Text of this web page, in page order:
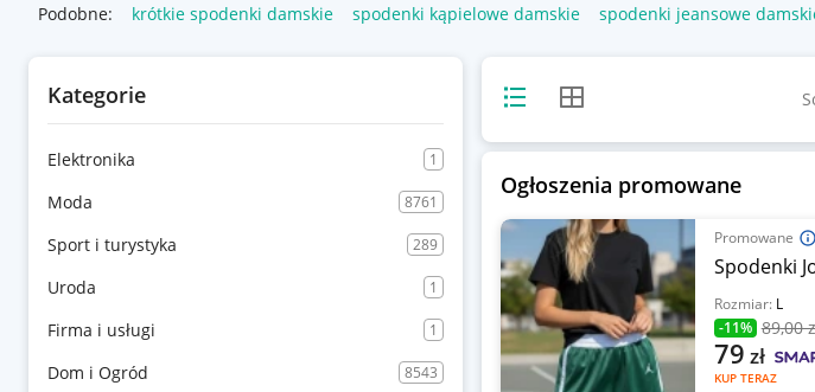
Podobne: krótkie spodenki damskie spodenki kąpielowe damskie spodenki jeansowe
Kategorie
Elektronika 1
Moda 8761
Sport i turystyka 289
Uroda 1
Firma i usługi 1
Dom i Ogród 8543
Widok listyWidok siatki
Ogłoszenia promowane
Promowane
Spodenki
Rozmiar: L
-11% 89,00
KUP TERAZ
79 zł